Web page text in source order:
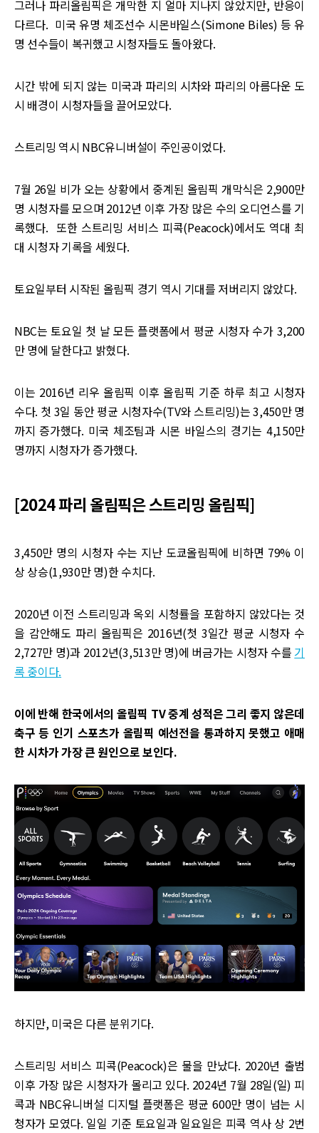
그러나 파리올림픽은 개막한 지 얼마 지나지 않았지만, 반응이
다르다. 미국 유명 체조선수 시몬바일스(Simone Biles) 등 유
명 선수들이 복귀했고 시청자들도 돌아왔다.
시간 밖에 되지 않는 미국과 파리의 시차와 파리의 아름다운 도
시 배경이 시청자들을 끌어모았다.
스트리밍 역시 NBC유니버설이 주인공이었다.
7월 26일 비가 오는 상황에서 중계된 올림픽 개막식은 2,900만
명 시청자를 모으며 2012년 이후 가장 많은 수의 오디언스를 기
록했다. 또한 스트리밍 서비스 피콕(Peacock)에서도 역대 최
대 시청자 기록을 세웠다.
토요일부터 시작된 올림픽 경기 역시 기대를 저버리지 않았다.
NBC는 토요일 첫 날 모든 플랫폼에서 평균 시청자 수가 3,200
만 명에 달한다고 밝혔다.
이는 2016년 리우 올림픽 이후 올림픽 기준 하루 최고 시청자
수다. 첫 3일 동안 평균 시청자수(TV와 스트리밍)는 3,450만 명
까지 증가했다. 미국 체조팀과 시몬 바일스의 경기는 4,150만
명까지 시청자가 증가했다.
[2024 파리 올림픽은 스트리밍 올림픽]
3,450만 명의 시청자 수는 지난 도쿄올림픽에 비하면 79% 이
상 상승(1,930만 명)한 수치다.
2020년 이전 스트리밍과 옥외 시청률을 포함하지 않았다는 것
을 감안해도 파리 올림픽은 2016년(첫 3일간 평균 시청자 수
2,727만 명)과 2012년(3,513만 명)에 버금가는 시청자 수를 기
록 중이다.
이에 반해 한국에서의 올림픽 TV 중계 성적은 그리 좋지 않은데
축구 등 인기 스포츠가 올림픽 예선전을 통과하지 못했고 애매
한 시차가 가장 큰 원인으로 보인다.
하지만, 미국은 다른 분위기다.
스트리밍 서비스 피콕(Peacock)은 물을 만났다. 2020년 출범
이후 가장 많은 시청자가 몰리고 있다. 2024년 7월 28일(일) 피
콕과 NBC유니버설 디지털 플랫폼은 평균 600만 명이 넘는 시
청자가 모였다. 일일 기준 토요일과 일요일은 피콕 역사 상 2번